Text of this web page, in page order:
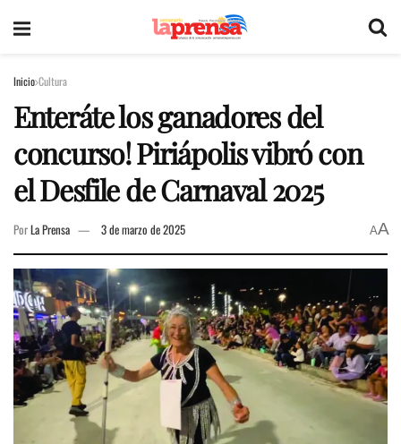
Inicio Cultura
Enteráte los ganadores del
concurso! Piriápolis vibró con
el Desfile de Carnaval 2025
PorLa Prensa 3 de marzo de 2025 AA